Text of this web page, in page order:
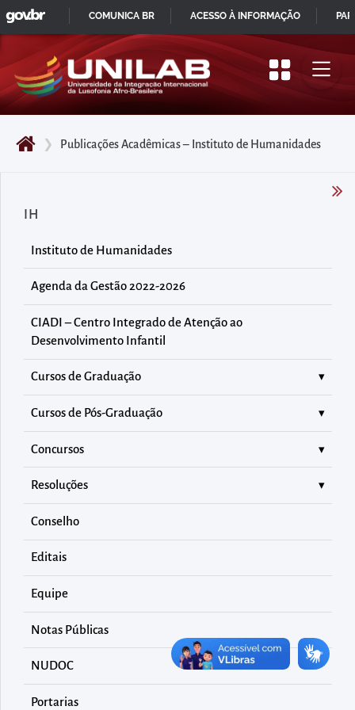
Pular
para
início
do
principal
Acessar
menu
principal
à
realizar
buscas
internas
Acessar
diretamente
as
informações
no
❯ Publicações Acadêmicas – Instituto de Humanidades
IH
Instituto de Humanidades
Agenda da Gestão 2022-2026
CIADI – Centro Integrado de Atenção ao
Desenvolvimento Infantil
Cursos de Graduação
Cursos de Pós-Graduação
Concursos
Resoluções
Conselho
Editais
Equipe
Notas Públicas
NUDOC
Portarias
IR
PARA
CONTEÚDO
GOVBR
COMUNICA BR ACESSO À INFORMAÇÃO